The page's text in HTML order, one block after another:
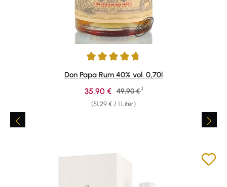
Durchschnittliche Bewertung von 4.87 von 5 Sternen
Don Papa Rum 40% vol. 0,70l
(51,29 € / 1 Liter)
Verkaufspreis:
35,90 € Regulärer Preis:
49,90 € 1